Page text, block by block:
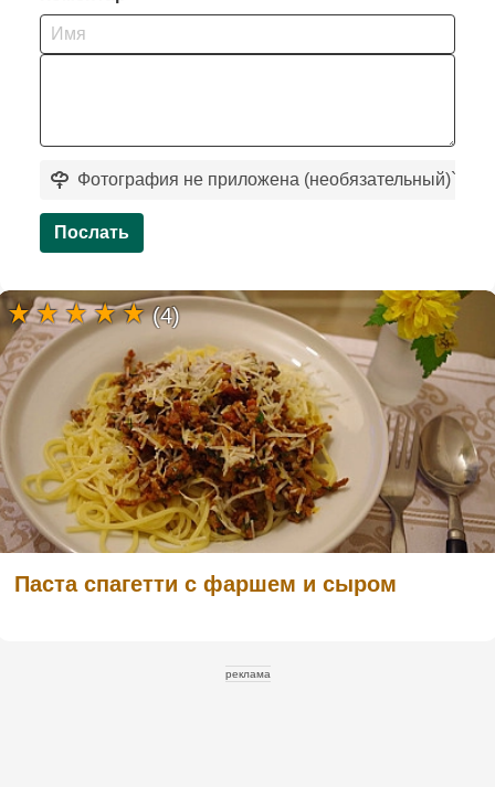
Фотография не приложена (необязательный)`
Послать
Паста спагетти с фаршем и сыром
(4)
реклама